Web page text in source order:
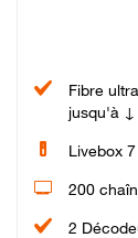
Fibre
jusqu'à
Livebox
200
2